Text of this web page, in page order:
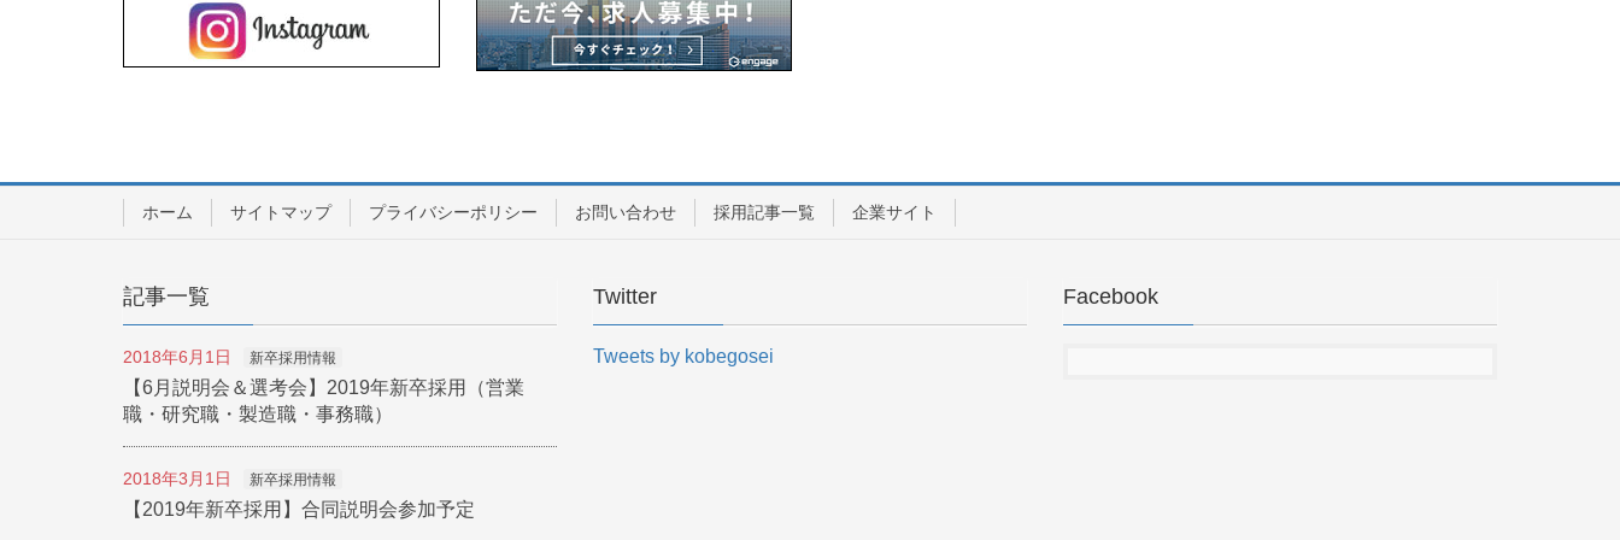
ホーム サイトマップ プライバシーポリシー お問い合わせ 採用記事一覧 企業サイト
記事一覧
2018年6月1日 新卒採用情報
【6月説明会＆選考会】2019年新卒採用（営業
職・研究職・製造職・事務職）
2018年3月1日 新卒採用情報
【2019年新卒採用】合同説明会参加予定
Twitter
Tweets by kobegosei
Facebook